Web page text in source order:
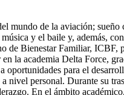
mundo de la aviación;
y el baile y, además,
de Bienestar Familiar,
la academia Delta Force,
oportunidades para el
nivel personal. Durante su
En el ámbito